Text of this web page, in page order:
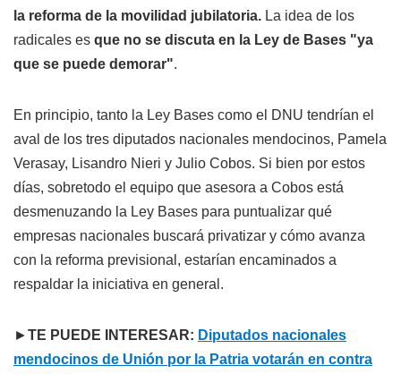
la reforma de la movilidad jubilatoria. La idea de los
radicales es que no se discuta en la Ley de Bases "ya
que se puede demorar".
En principio, tanto la Ley Bases como el DNU tendrían el
aval de los tres diputados nacionales mendocinos, Pamela
Verasay, Lisandro Nieri y Julio Cobos. Si bien por estos
días, sobretodo el equipo que asesora a Cobos está
desmenuzando la Ley Bases para puntualizar qué
empresas nacionales buscará privatizar y cómo avanza
con la reforma previsional, estarían encaminados a
respaldar la iniciativa en general.
►TE PUEDE INTERESAR: Diputados nacionales
mendocinos de Unión por la Patria votarán en contra